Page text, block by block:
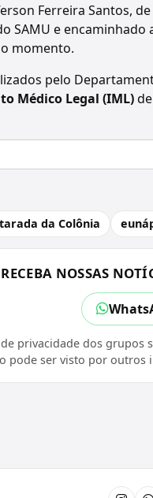
Ferreira Santos,
SAMU e encaminhado
momento.
pelo
Médico Legal (IML)
da Colônia
RECEBA NOSSAS
privacidade dos grupos
pode ser visto por outros